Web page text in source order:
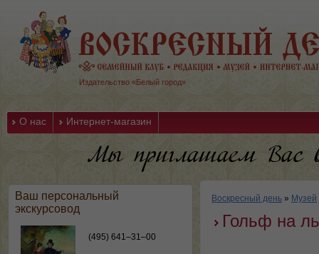
Издательство «Белый город»
О нас Интернет-магазин
Ваш персональный
экскурсовод
(495) 641–31–00
Воскресный день » Музей
Гольф на